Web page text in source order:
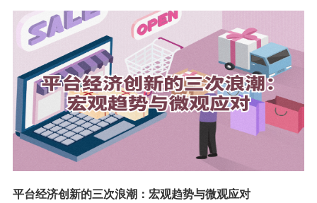
平台经济创新的三次浪潮：宏观趋势与微观应对